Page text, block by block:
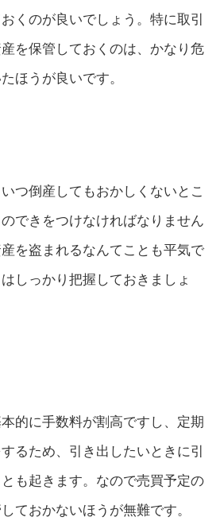
くのが良いでしょう。特に取引
を保管しておくのは、かなり危
ほうが良いです。
つ倒産してもおかしくないとこ
できをつけなければなりません
を盗まれるなんてことも平気で
しっかり把握しておきましょ
的に手数料が割高ですし、定期
るため、引き出したいときに引
も起きます。なので売買予定の
ておかないほうが無難です。